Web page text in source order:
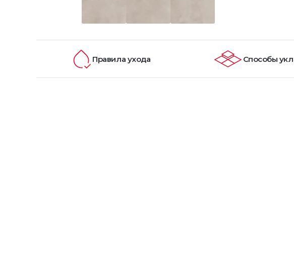
Правила ухода Способы